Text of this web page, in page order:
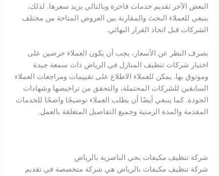
البعض الآخر تقديم خدمات فاخرة وبالتالي يزيد سعرها. لذلك،
ينبغي للعملاء البحث والمقارنة بين العروض المتاحة من مختلف
الشركات قبل اتخاذ القرار النهائي.
بصرف النظر عن الأسعار، يجب أن يكون العملاء حرصين على
اختيار شركات تنظيف المنازل في الرياض ذات سمعة جيدة
وموثوق بها. يمكن للعملاء الاطلاع على تقييمات ومراجعات العملاء
السابقين للشركات المحتملة، والتحقق من تراخيصها وشهادات
الجودة. كما ينبغي أيضًا أن يطلب العملاء توضيحًا واضحًا للخدمات
المقدمة والمدة الزمنية وجميع التفاصيل المتعلقة بالعمل.
شركة تنظيف مكيفات بحي الناصرية بالرياض
شركة تنظيف مكيفات بالرياض هي شركة متخصصة في تقديم